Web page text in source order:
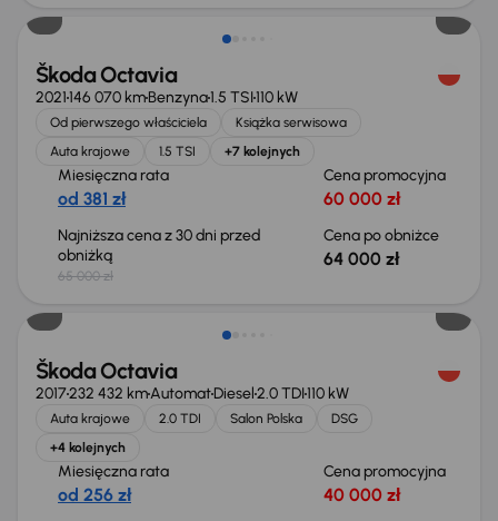
Škoda Octavia
2021146 070 kmBenzyna1.5 TSI110 kW
Od pierwszego właściciela
Książka serwisowa
Auta krajowe
1.5 TSI +7 kolejnych
Miesięczna rata
od 381 zł
Cena promocyjna
60 000 zł
Najniższa cena z 30 dni przed
obniżką
65 000 zł
Cena po obniżce
64 000 zł
Taniej o 1 500 zł
Škoda Octavia
2017232 432 kmAutomatDiesel2.0 TDI110 kW
Auta krajowe 2.0 TDI Salon Polska
DSG
+4 kolejnych
Miesięczna rata
od 256 zł
Cena promocyjna
40 000 zł